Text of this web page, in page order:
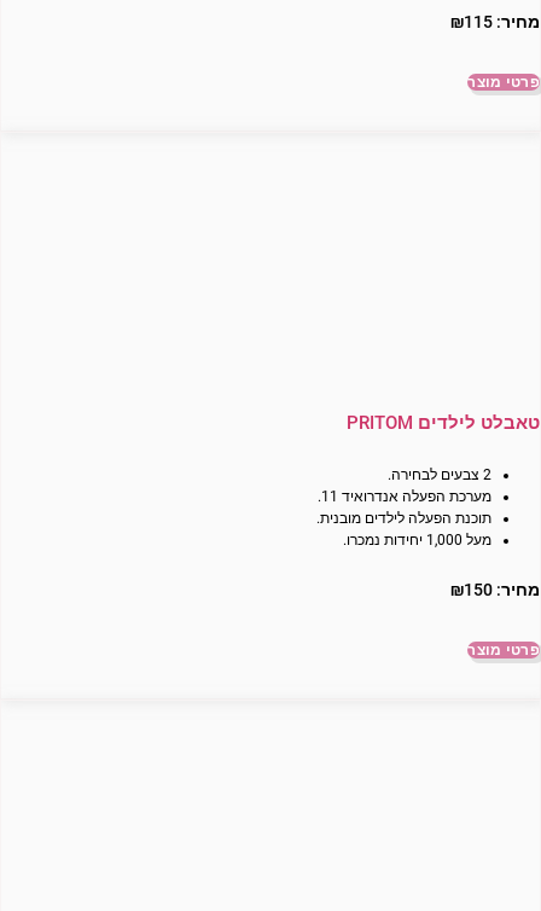
מחיר: ₪115
פרטי מוצר
טאבלט לילדים PRITOM
2 צבעים לבחירה.
מערכת הפעלה אנדרואיד 11.
תוכנת הפעלה לילדים מובנית.
מעל 1,000 יחידות נמכרו.
מחיר: ₪150
פרטי מוצר